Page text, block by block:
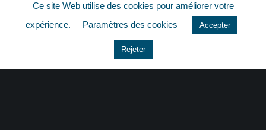
Actu Fiscale
Ce site Web utilise des cookies pour améliorer votre
expérience.
Paramètres des cookies Accepter
Rejeter